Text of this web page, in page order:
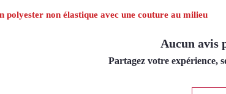
polyester non élastique avec une couture au milieu
Aucun avis
Partagez votre expérience,